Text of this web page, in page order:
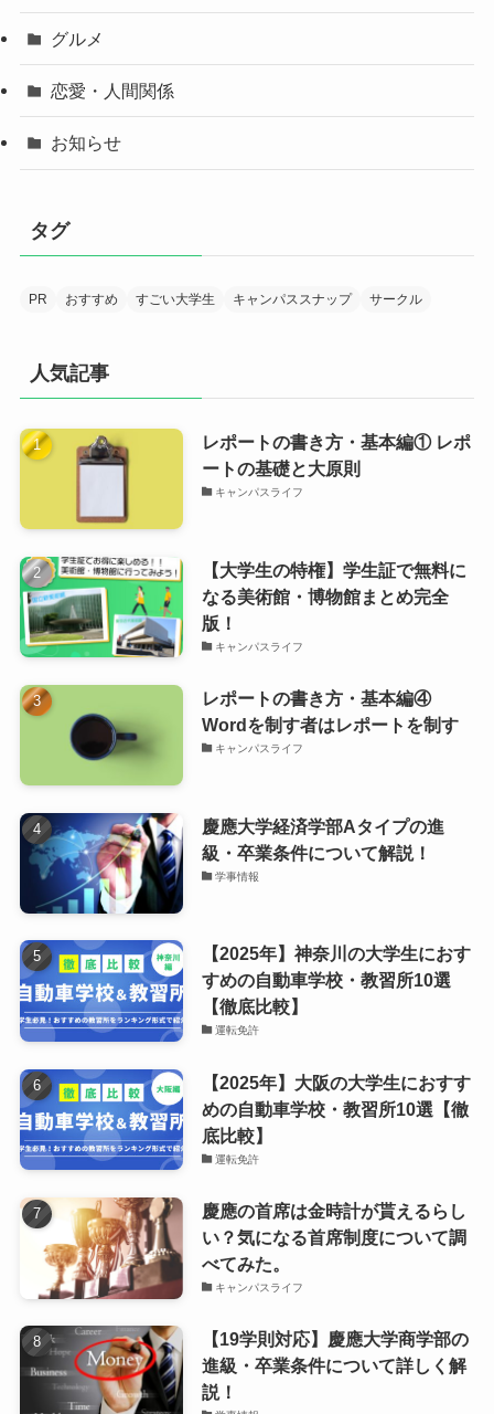
グルメ
恋愛・人間関係
お知らせ
タグ
PR おすすめ すごい大学生 キャンパススナップ サークル
人気記事
レポートの書き方・基本編① レポ
ートの基礎と大原則
キャンパスライフ
【大学生の特権】学生証で無料に
なる美術館・博物館まとめ完全
版！
キャンパスライフ
レポートの書き方・基本編④
Wordを制す者はレポートを制す
キャンパスライフ
慶應大学経済学部Aタイプの進
級・卒業条件について解説！
学事情報
【2025年】神奈川の大学生におす
すめの自動車学校・教習所10選
【徹底比較】
運転免許
【2025年】大阪の大学生におすす
めの自動車学校・教習所10選【徹
底比較】
運転免許
慶應の首席は金時計が貰えるらし
い？気になる首席制度について調
べてみた。
キャンパスライフ
【19学則対応】慶應大学商学部の
進級・卒業条件について詳しく解
説！